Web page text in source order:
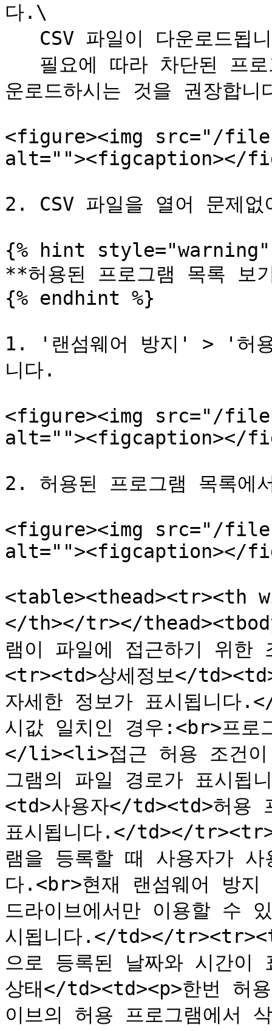
다.\
운로드하시는 것을 권장합니
<figure><img src="/files/
alt=""><figcaption></
2. CSV 파일을 열어 문제없
{% hint style="warning"
**허용된 프로그램 목록 보
{% endhint %}
1. '랜섬웨어 방지' > '허용
니다.
<figure><img src="/files/
alt=""><figcaption></
2. 허용된 프로그램 목록에
<figure><img src="/files/
alt=""><figcaption></
<table><thead><tr><th
</th></tr></
램이 파일에 접근하기 위
<tr><td>상세정보</
자세한 정보가 표시됩니다
시값 일치인 경우:<br>프로
</li><li>접근 허용 조건이
그램의 파일 경로가 표시
<td>사용자</td><td>허용
표시됩니다.</td></
램을 등록할 때 사용자가 사
다.<br>현재 랜섬웨어 방
드라이브에서만 이용할 수
시됩니다.</td></
으로 등록된 날짜와 시간
상태</td><td><p>한번 허
이브의 허용 프로그램에서